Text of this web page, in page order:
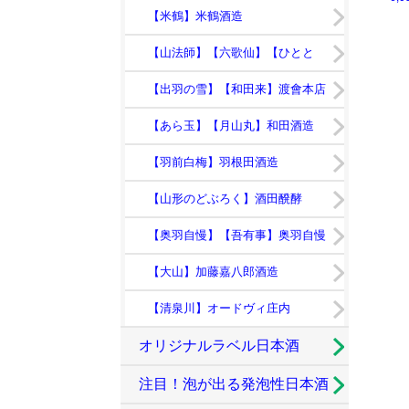
【米鶴】米鶴酒造
【山法師】【六歌仙】【ひとと
き】【出羽の雪】【和田来】渡會本店
【あら玉】【月山丸】和田酒造
【羽前白梅】羽根田酒造
【山形のどぶろく】酒田醗酵
【奥羽自慢】【吾有事】奥羽自慢
【大山】加藤嘉八郎酒造
【清泉川】オードヴィ庄内
オリジナルラベル日本酒
注目！泡が出る発泡性日本酒